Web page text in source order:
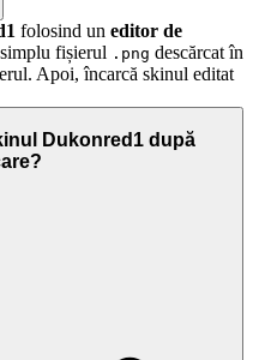
folosind un editor de
fișierul .png descărcat în
Apoi, încarcă skinul editat
Dukonred1 după